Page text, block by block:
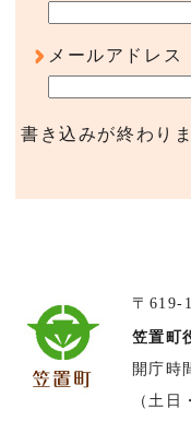
メールアドレス
書き込みが終わり
〒619-
笠置町
開庁時
（土日